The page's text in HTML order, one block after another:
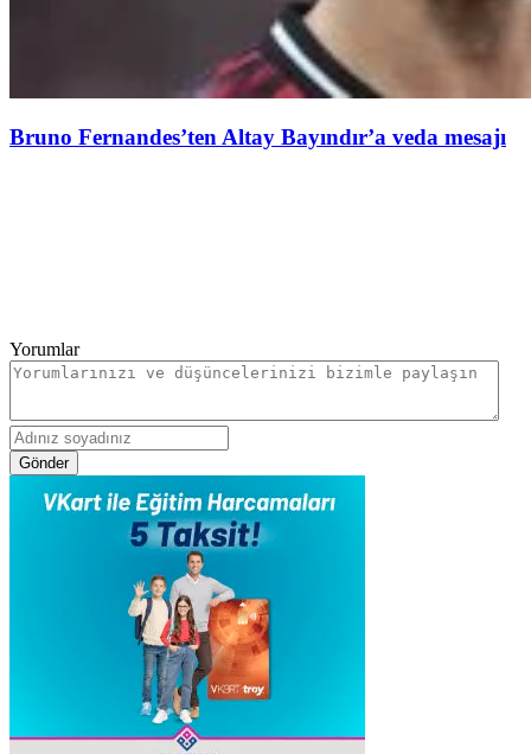
Bruno Fernandes’ten Altay Bayındır’a veda mesajı
Yorumlar
Gönder